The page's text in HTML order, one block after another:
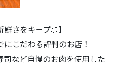
さをキープ🍖】
こだわる評判のお店！
司など自慢のお肉を使用した